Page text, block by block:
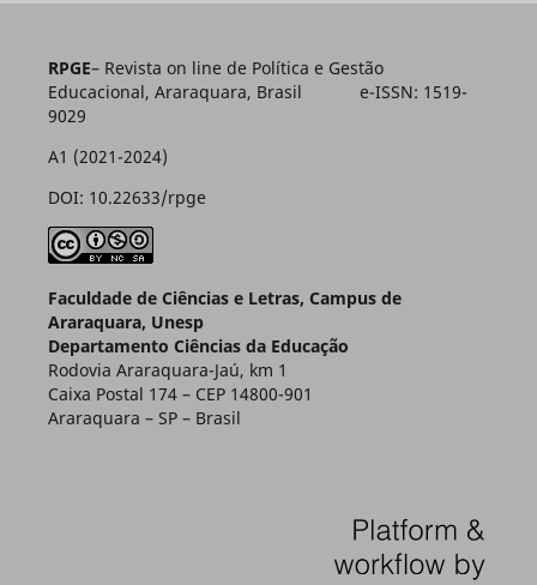
RPGE– Revista on line de Política e Gestão
Educacional, Araraquara, Brasil e-ISSN: 1519-
9029
A1 (2021-2024)
DOI: 10.22633/rpge
Faculdade de Ciências e Letras, Campus de
Araraquara, Unesp
Departamento Ciências da Educação
Rodovia Araraquara-Jaú, km 1
Caixa Postal 174 – CEP 14800-901
Araraquara – SP – Brasil